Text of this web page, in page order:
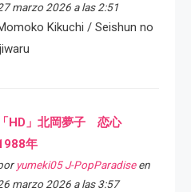
marzo 2026 a las 2:51
Kikuchi / Seishun no
「HD」北岡夢子 恋心
年
yumeki05 J-PopParadiseen
marzo 2026 a las 3:57